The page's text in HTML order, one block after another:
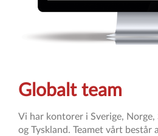
Globalt team
Vi har kontorer i Sverige,
og Tyskland. Teamet vårt består